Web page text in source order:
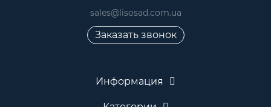
sales@lisosad.com.ua
Заказать звонок
Информация